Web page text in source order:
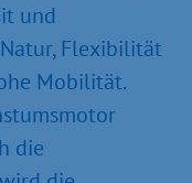
und
Flexibilität
Mobilität.
die